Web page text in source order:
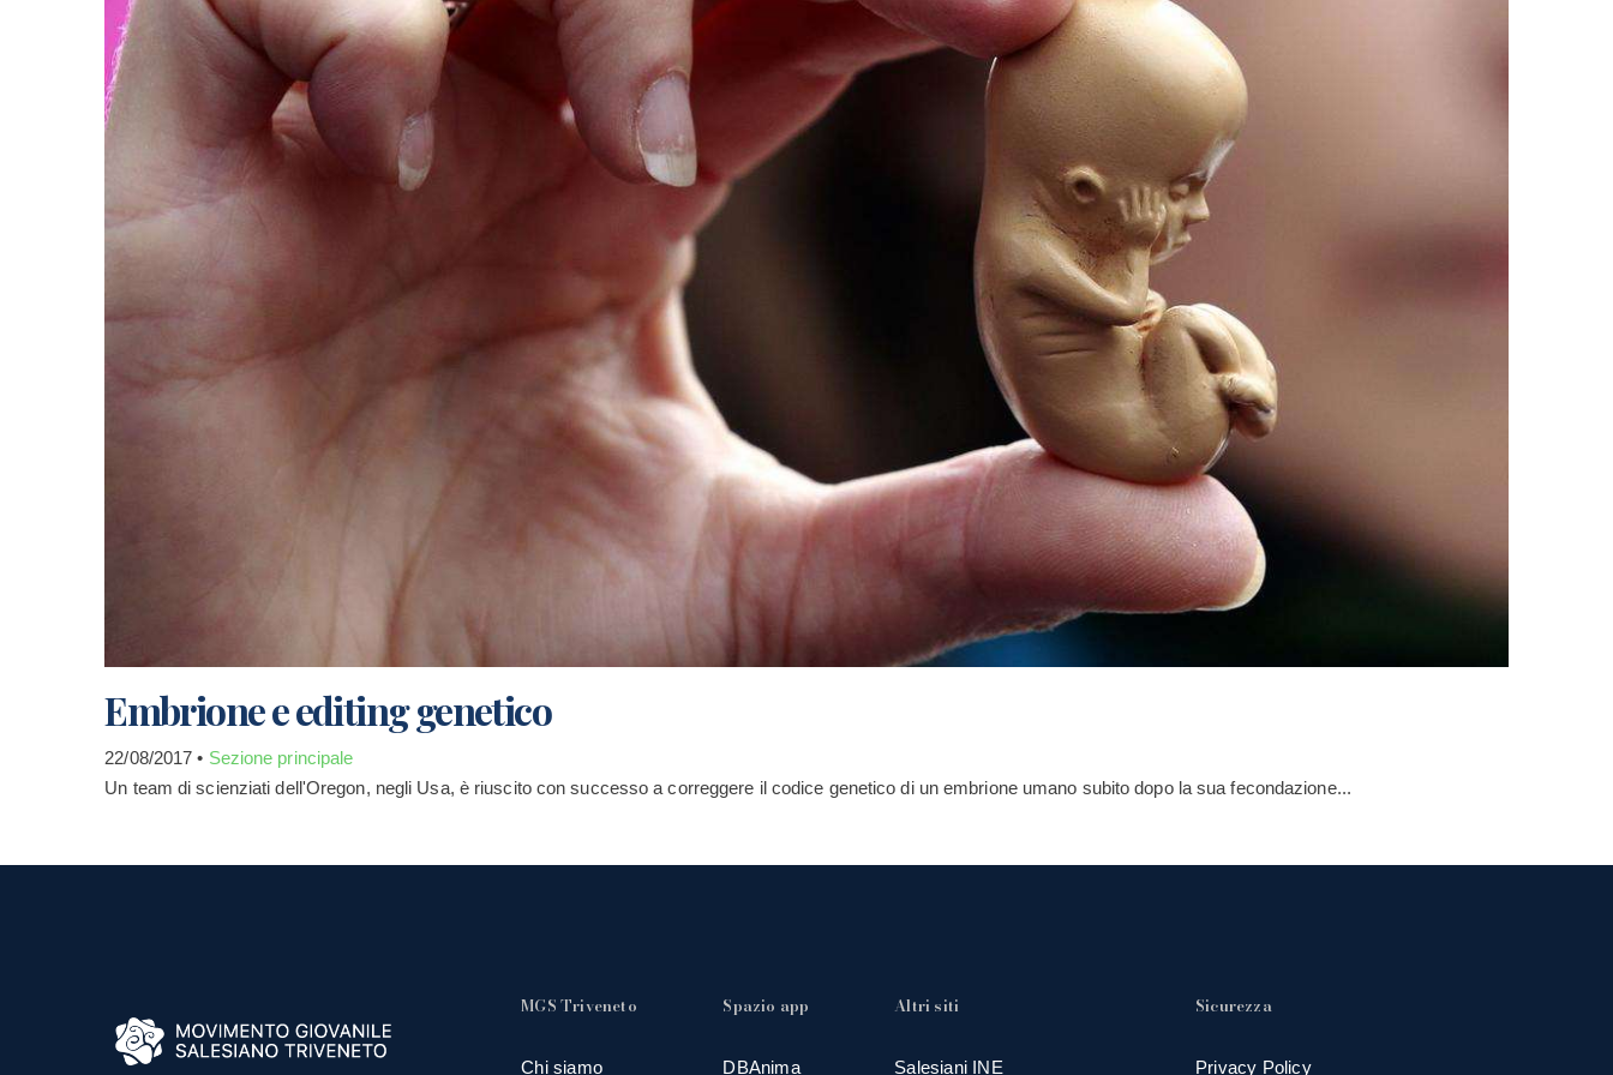
Embrione e editing genetico
22/08/2017 • Sezione principale
Un team di scienziati dell'Oregon, negli Usa, è riuscito con successo a correggere il codice genetico di un embrione umano subito dopo la sua fecondazione...
MGS Triveneto
Chi siamo
Spazio app
DBAnima
Altri siti
Salesiani INE
Sicurezza
Privacy Policy